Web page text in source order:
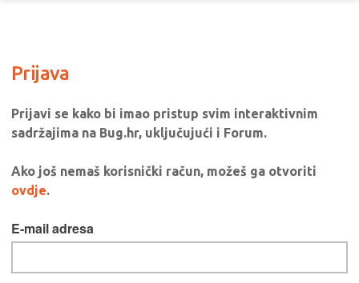
Prijava
Prijavi se kako bi imao pristup svim interaktivnim
sadržajima na Bug.hr, uključujući i Forum.
Ako još nemaš korisnički račun, možeš ga otvoriti
ovdje.
E-mail adresa